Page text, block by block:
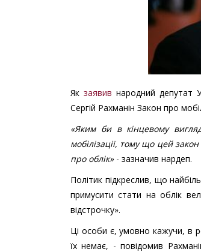
Якзаявив народний депутат
Сергій Рахманін Закон про
«Яким би в кінцевому
мобілізації, тому що цей
про облік»- зазначив нардеп.
Політик підкреслив, що
примусити стати на облік
відстрочку».
Ці особи є, умовно кажучи, в
їх немає, - повідомив